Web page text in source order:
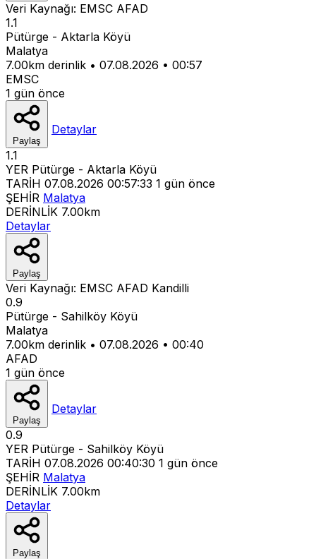
Veri Kaynağı: EMSC AFAD
1.1
Pütürge - Aktarla Köyü
Malatya
7.00km derinlik • 07.08.2026 • 00:57
EMSC
1 gün önce
Paylaş
Detaylar
1.1
YER Pütürge - Aktarla Köyü
TARİH 07.08.2026 00:57:33 1 gün önce
ŞEHİR Malatya
DERİNLİK 7.00km
Detaylar
Paylaş
Veri Kaynağı: EMSC AFAD Kandilli
0.9
Pütürge - Sahilköy Köyü
Malatya
7.00km derinlik • 07.08.2026 • 00:40
AFAD
1 gün önce
Paylaş
Detaylar
0.9
YER Pütürge - Sahilköy Köyü
TARİH 07.08.2026 00:40:30 1 gün önce
ŞEHİR Malatya
DERİNLİK 7.00km
Detaylar
Paylaş